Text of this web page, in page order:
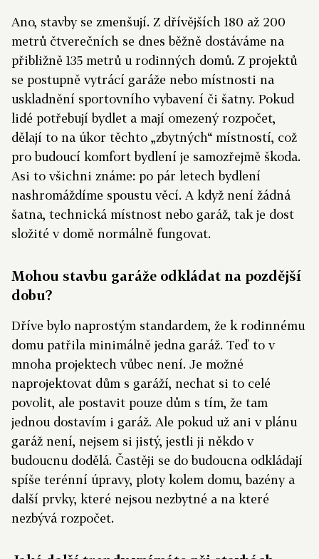
Ano, stavby se zmenšují. Z dřívějších 180 až 200
metrů čtverečních se dnes běžně dostáváme na
přibližně 135 metrů u rodinných domů. Z projektů
se postupně vytrácí garáže nebo místnosti na
uskladnění sportovního vybavení či šatny. Pokud
lidé potřebují bydlet a mají omezený rozpočet,
dělají to na úkor těchto „zbytných“ místností, což
pro budoucí komfort bydlení je samozřejmě škoda.
Asi to všichni známe: po pár letech bydlení
nashromáždíme spoustu věcí. A když není žádná
šatna, technická místnost nebo garáž, tak je dost
složité v domě normálně fungovat.
Mohou stavbu garáže odkládat na pozdější
dobu?
Dříve bylo naprostým standardem, že k rodinnému
domu patřila minimálně jedna garáž. Teď to v
mnoha projektech vůbec není. Je možné
naprojektovat dům s garáží, nechat si to celé
povolit, ale postavit pouze dům s tím, že tam
jednou dostavím i garáž. Ale pokud už ani v plánu
garáž není, nejsem si jistý, jestli ji někdo v
budoucnu dodělá. Častěji se do budoucna odkládají
spíše terénní úpravy, ploty kolem domu, bazény a
další prvky, které nejsou nezbytné a na které
nezbývá rozpočet.